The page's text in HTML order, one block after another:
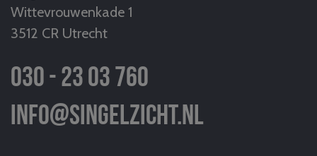
Wittevrouwenkade 1
3512 CR Utrecht
030 - 23 03 760
info@singelzicht.nl